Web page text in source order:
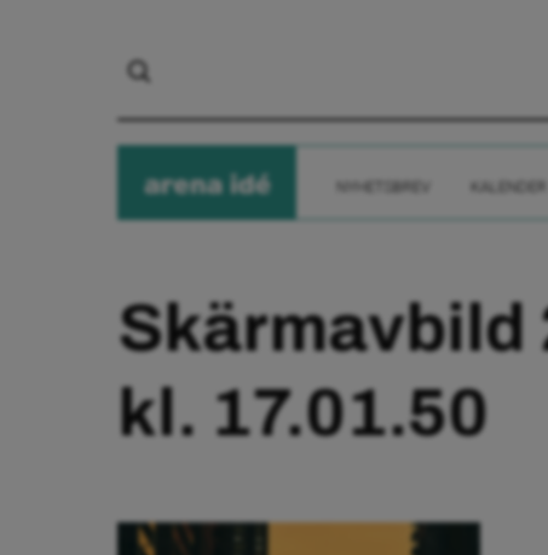
arenaide KALENDER
Skärmavbild
kl. 17.01.50